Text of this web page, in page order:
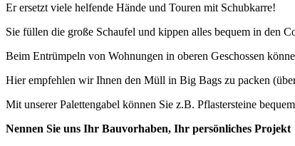
Er ersetzt viele helfende Hände und Touren mit Schubkarre!
Sie füllen die große Schaufel und kippen alles bequem in den
Beim Entrümpeln von Wohnungen in oberen Geschossen
Hier empfehlen wir Ihnen den Müll in Big Bags zu packen
Mit unserer Palettengabel können Sie z.B. Pflastersteine
Nennen Sie uns Ihr Bauvorhaben, Ihr persönliches